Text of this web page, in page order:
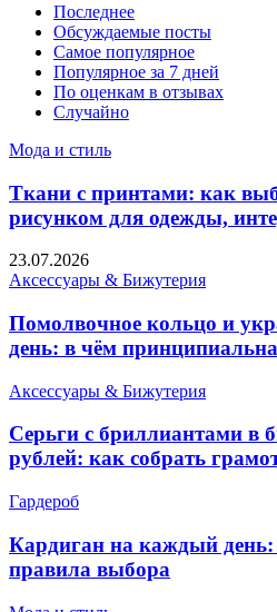
Последнее
Обсуждаемые посты
Самое популярное
Популярное за 7 дней
По оценкам в отзывах
Случайно
Мода и стиль
Ткани с принтами: как
рисунком для одежды,
23.07.2026
Аксессуары & Бижутерия
Помолвочное кольцо и
день: в чём
Аксессуары & Бижутерия
Серьги с бриллиантами в
рублей: как собрать
Гардероб
Кардиган на каждый
правила выбора